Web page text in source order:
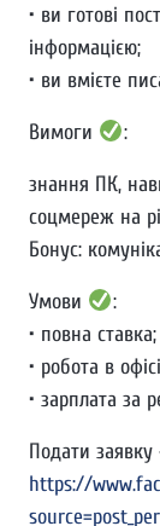
• ви готові
інформацією;
• ви вмієте
Вимоги :
знання ПК,
соцмереж на
Бонус:
Умови
:
• повна ставка;
• робота в
• зарплата за
Подати заявку
https://